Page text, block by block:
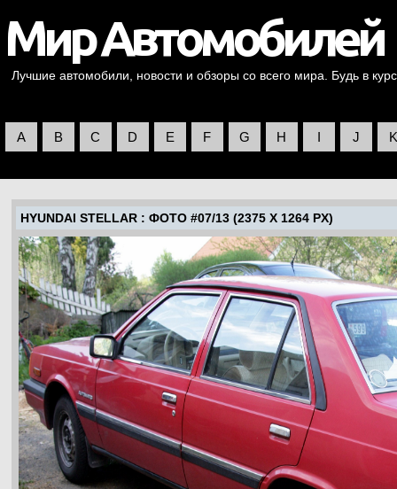
Лучшие автомобили, новости и обзоры со всего мира. Будь в
A B C D E F G H I J K
HYUNDAI STELLAR : ФОТО #07/13 (2375 X 1264 PX)